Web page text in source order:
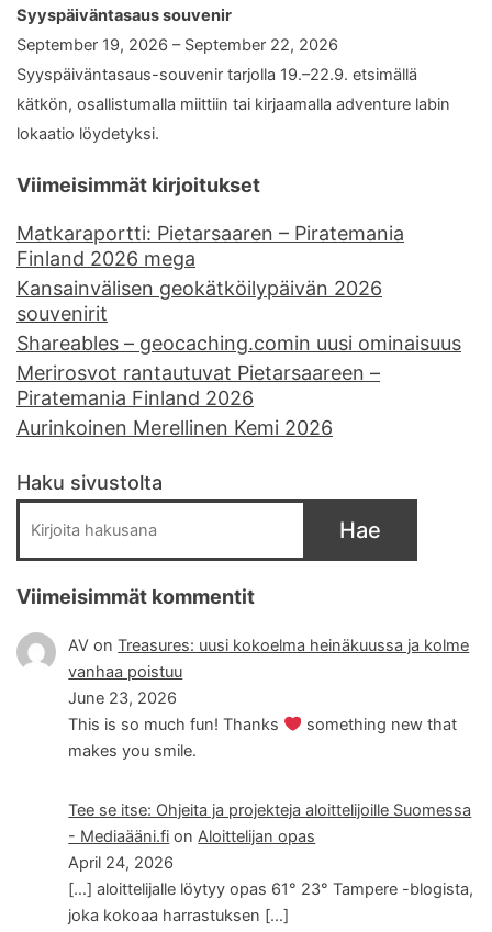
Syyspäiväntasaus souvenir
September 19, 2026 – September 22, 2026
Syyspäiväntasaus-souvenir tarjolla 19.–22.9. etsimällä
kätkön, osallistumalla miittiin tai kirjaamalla adventure labin
lokaatio löydetyksi.
Viimeisimmät kirjoitukset
Matkaraportti: Pietarsaaren – Piratemania
Finland 2026 mega
Kansainvälisen geokätköilypäivän 2026
souvenirit
Shareables – geocaching.comin uusi ominaisuus
Merirosvot rantautuvat Pietarsaareen –
Piratemania Finland 2026
Aurinkoinen Merellinen Kemi 2026
Haku sivustolta
Hae
Viimeisimmät kommentit
AV onTreasures: uusi kokoelma heinäkuussa ja kolme
vanhaa poistuu
June 23, 2026
This is so much fun! Thanks
something new that
makes you smile.
Tee se itse: Ohjeita ja projekteja aloittelijoille Suomessa
- Mediaääni.fi onAloittelijan opas
April 24, 2026
[…] aloittelijalle löytyy opas 61° 23° Tampere -blogista,
joka kokoaa harrastuksen […]